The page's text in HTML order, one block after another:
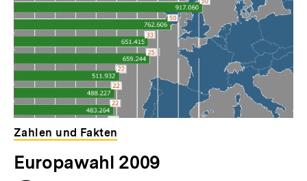
Zahlen und Fakten
Europawahl 2009